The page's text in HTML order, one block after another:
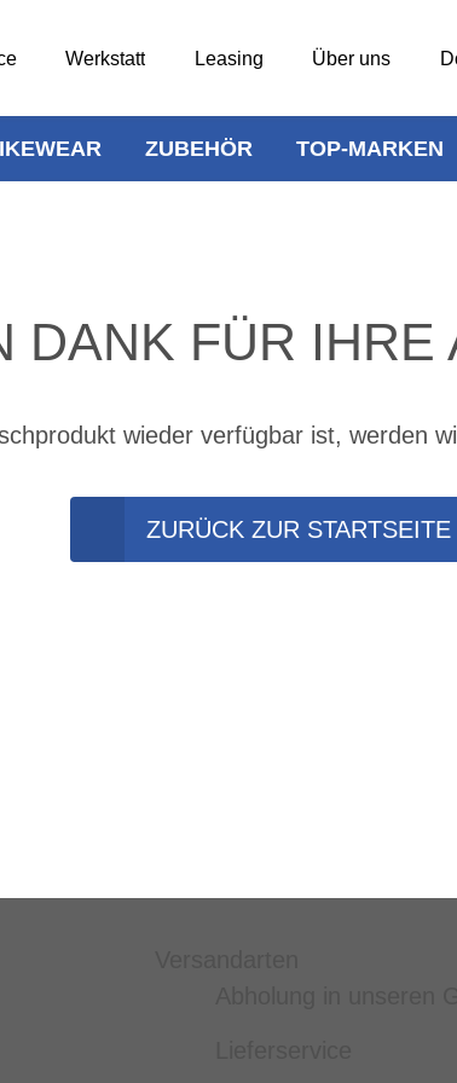
Werkstatt Leasing Über uns
ZUBEHÖR TOP-MARKEN
DANK FÜR IHRE
wieder verfügbar ist, werden
ZURÜCK ZUR STARTSEITE
Abholung in unseren